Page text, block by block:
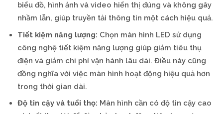
biểu đồ, hình ảnh và video hiển thị đúng và không gây
nhầm lẫn, giúp truyền tải thông tin một cách hiệu quả.
Tiết kiệm năng lượng: Chọn màn hình LED sử dụng
công nghệ tiết kiệm năng lượng giúp giảm tiêu thụ
điện và giảm chi phí vận hành lâu dài. Điều này cũng
đồng nghĩa với việc màn hình hoạt động hiệu quả hơn
trong thời gian dài.
Độ tin cậy và tuổi thọ: Màn hình cần có độ tin cậy cao